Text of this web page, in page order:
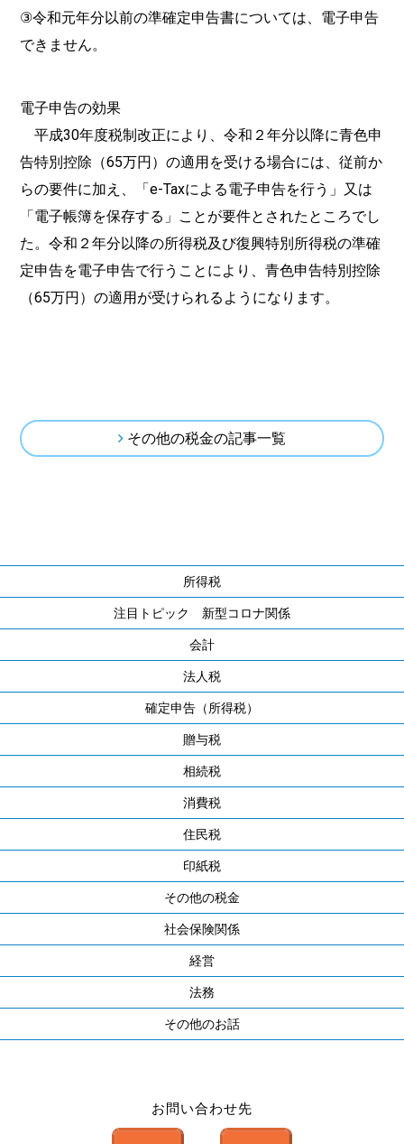
③令和元年分以前の準確定申告書については、電子申告
できません。
電子申告の効果
平成30年度税制改正により、令和２年分以降に青色申
告特別控除（65万円）の適用を受ける場合には、従前か
らの要件に加え、「e-Taxによる電子申告を行う」又は
「電子帳簿を保存する」ことが要件とされたところでし
た。令和２年分以降の所得税及び復興特別所得税の準確
定申告を電子申告で行うことにより、青色申告特別控除
（65万円）の適用が受けられるようになります。
その他の税金の記事一覧
所得税
注目トピック 新型コロナ関係
会計
法人税
確定申告（所得税）
贈与税
相続税
消費税
住民税
印紙税
その他の税金
社会保険関係
経営
法務
その他のお話
お問い合わせ先